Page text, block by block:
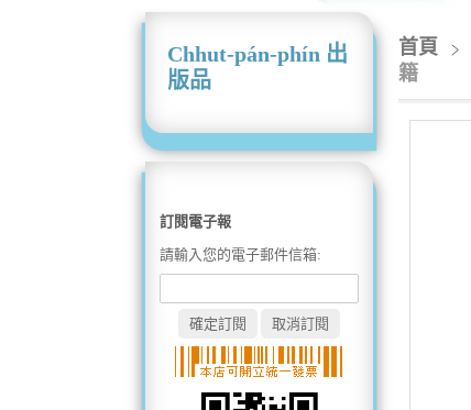
Chhut-pán-phín 出
版品
訂閱電子報
請輸入您的電子郵件信箱:
首頁
籍